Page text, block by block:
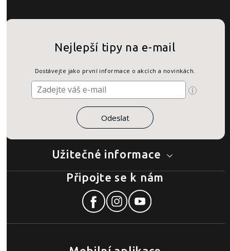
Užitečné informace
Nejlepší tipy na e-mail
Dostávejte jako první informace o akcích a novinkách.
Připojte se k nám